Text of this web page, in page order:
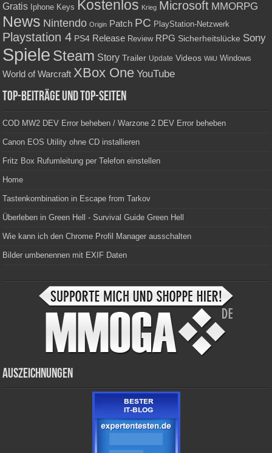
Gratis Iphone Keys Kostenlos Krieg Microsoft MMORPG
News Nintendo Origin Patch PC PlayStation-Netzwerk
Playstation 4 PS4 Release Review RPG Sicherheitslücke Sony
Spiele Steam Story Trailer Update Videos WiiU Windows
World of Warcraft XBox One YouTube
Top-Beiträge und Top-Seiten
COD MW2 DEV Error beheben / Warzone 2 DEV Error beheben
Canon EOS Utility ohne CD installieren
Fritz Box Rufumleitung per Telefon einstellen
Home
Tastenkombination in Escape from Tarkov
Überleben in Green Hell - Survival Guide Green Hell
Wie kann ich den Chrome Profil Manager ausschalten
Bilder umbenennen mit EXIF Daten
Auszeichnungen